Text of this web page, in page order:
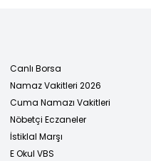
Canlı Borsa
Namaz Vakitleri 2026
Cuma Namazı Vakitleri
Nöbetçi Eczaneler
İstiklal Marşı
E Okul VBS